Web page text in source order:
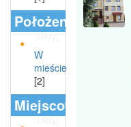
Położenie
Ukryj
W
mieście
[2]
Miejscowości
Ukryj